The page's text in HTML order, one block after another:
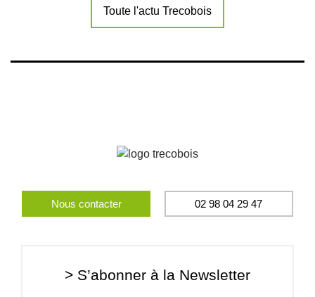
Toute l'actu Trecobois
Nous contacter 02 98 04 29 47
> S’abonner à la Newsletter